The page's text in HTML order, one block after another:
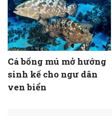
Cá bống mú mở hướng
sinh kế cho ngư dân
ven biển